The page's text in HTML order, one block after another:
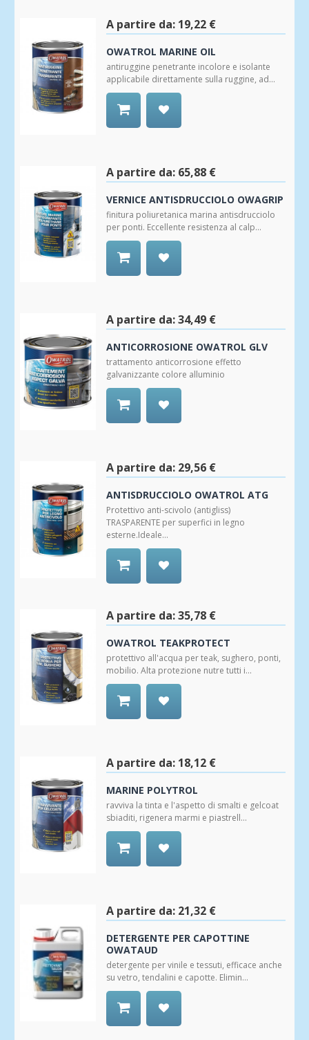
A partire da: 19,22 €
OWATROL MARINE OIL
antiruggine penetrante incolore e isolante
applicabile direttamente sulla ruggine, ad...
A partire da: 65,88 €
VERNICE ANTISDRUCCIOLO OWAGRIP
finitura poliuretanica marina antisdrucciolo
per ponti. Eccellente resistenza al calp...
A partire da:34,49 €
ANTICORROSIONE OWATROL GLV
trattamento anticorrosione effetto
galvanizzante colore alluminio
A partire da: 29,56 €
ANTISDRUCCIOLO OWATROL ATG
Protettivo anti-scivolo (antigliss)
TRASPARENTE per superfici in legno
esterne.Ideale...
Wishlist
A partire da:35,78 €
OWATROL TEAKPROTECT
protettivo all'acqua per teak, sughero, ponti,
mobilio. Alta protezione nutre tutti i...
A partire da: 18,12 €
MARINE POLYTROL
ravviva la tinta e l'aspetto di smalti e gelcoat
sbiaditi, rigenera marmi e piastrell...
A partire da: 21,32 €
DETERGENTE PER CAPOTTINE
OWATAUD
detergente per vinile e tessuti, efficace anche
su vetro, tendalini e capotte. Elimin...